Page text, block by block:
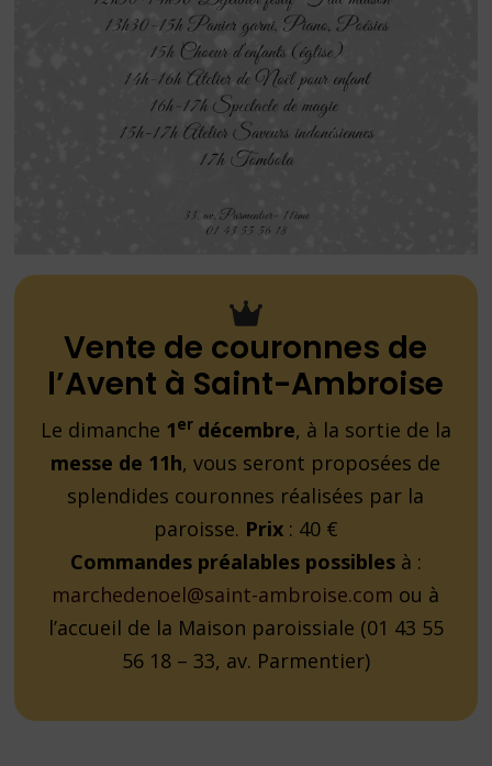
Vente de couronnes de
l’Avent à Saint-Ambroise
Le dimanche 1er décembre, à la sortie de la
messe de 11h, vous seront proposées de
splendides couronnes réalisées par la
paroisse. Prix : 40 €
Commandes préalables possibles à :
marchedenoel@saint-ambroise.com ou à
l’accueil de la Maison paroissiale (01 43 55
56 18 – 33, av. Parmentier)